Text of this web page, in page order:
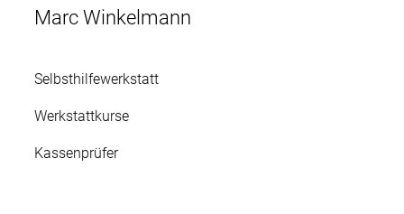
Marc Winkelmann
Selbsthilfewerkstatt
Werkstattkurse
Kassenprüfer